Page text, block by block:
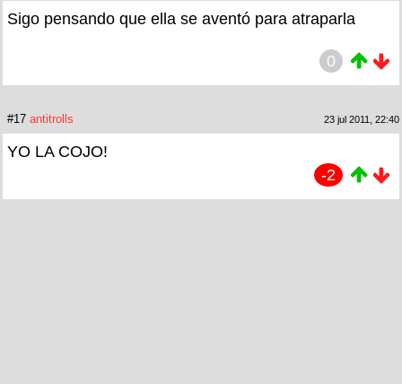
Sigo pensando que ella se aventó para atraparla
0
#17 antitrolls 23 jul 2011, 22:40
YO LA COJO!
-2